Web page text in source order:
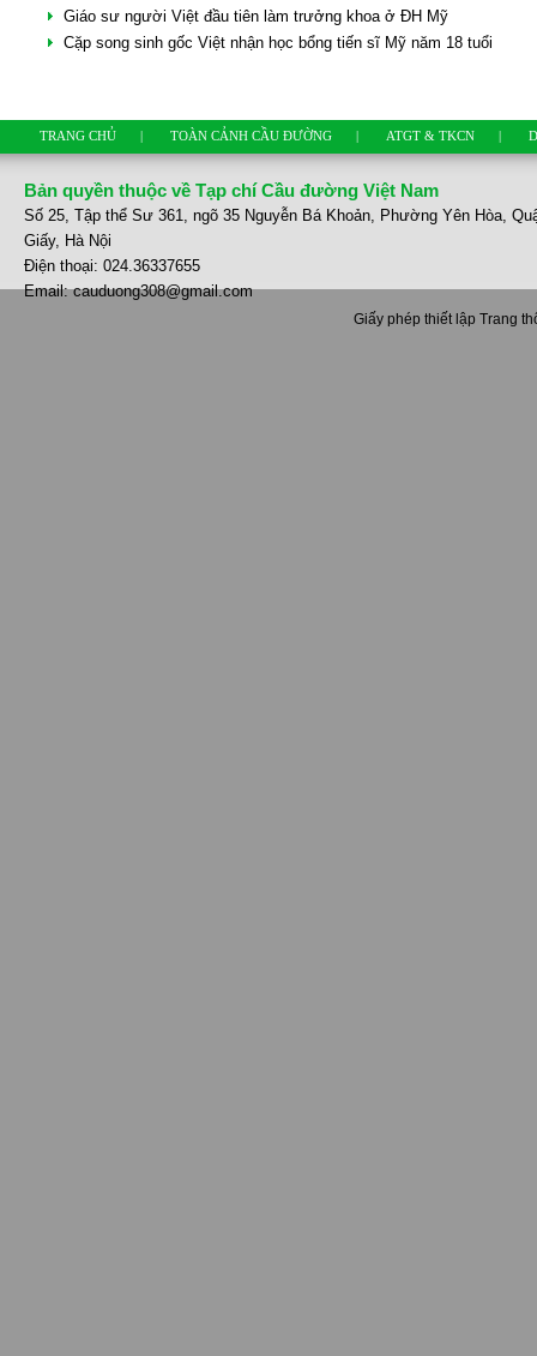
Giáo sư người Việt đầu tiên làm trưởng khoa ở ĐH Mỹ
Cặp song sinh gốc Việt nhận học bổng tiến sĩ Mỹ năm 18 tuổi
TRANG CHỦ | TOÀN CẢNH CẦU ĐƯỜNG | ATGT & TKCN |
Bản quyền thuộc về Tạp chí Cầu đường Việt Nam
Số 25, Tập thể Sư 361, ngõ 35 Nguyễn Bá Khoản, Phường Yên Hòa,
Giấy, Hà Nội
Điện thoại: 024.36337655
Email: cauduong308@gmail.com
Giấy phép thiết lập Trang